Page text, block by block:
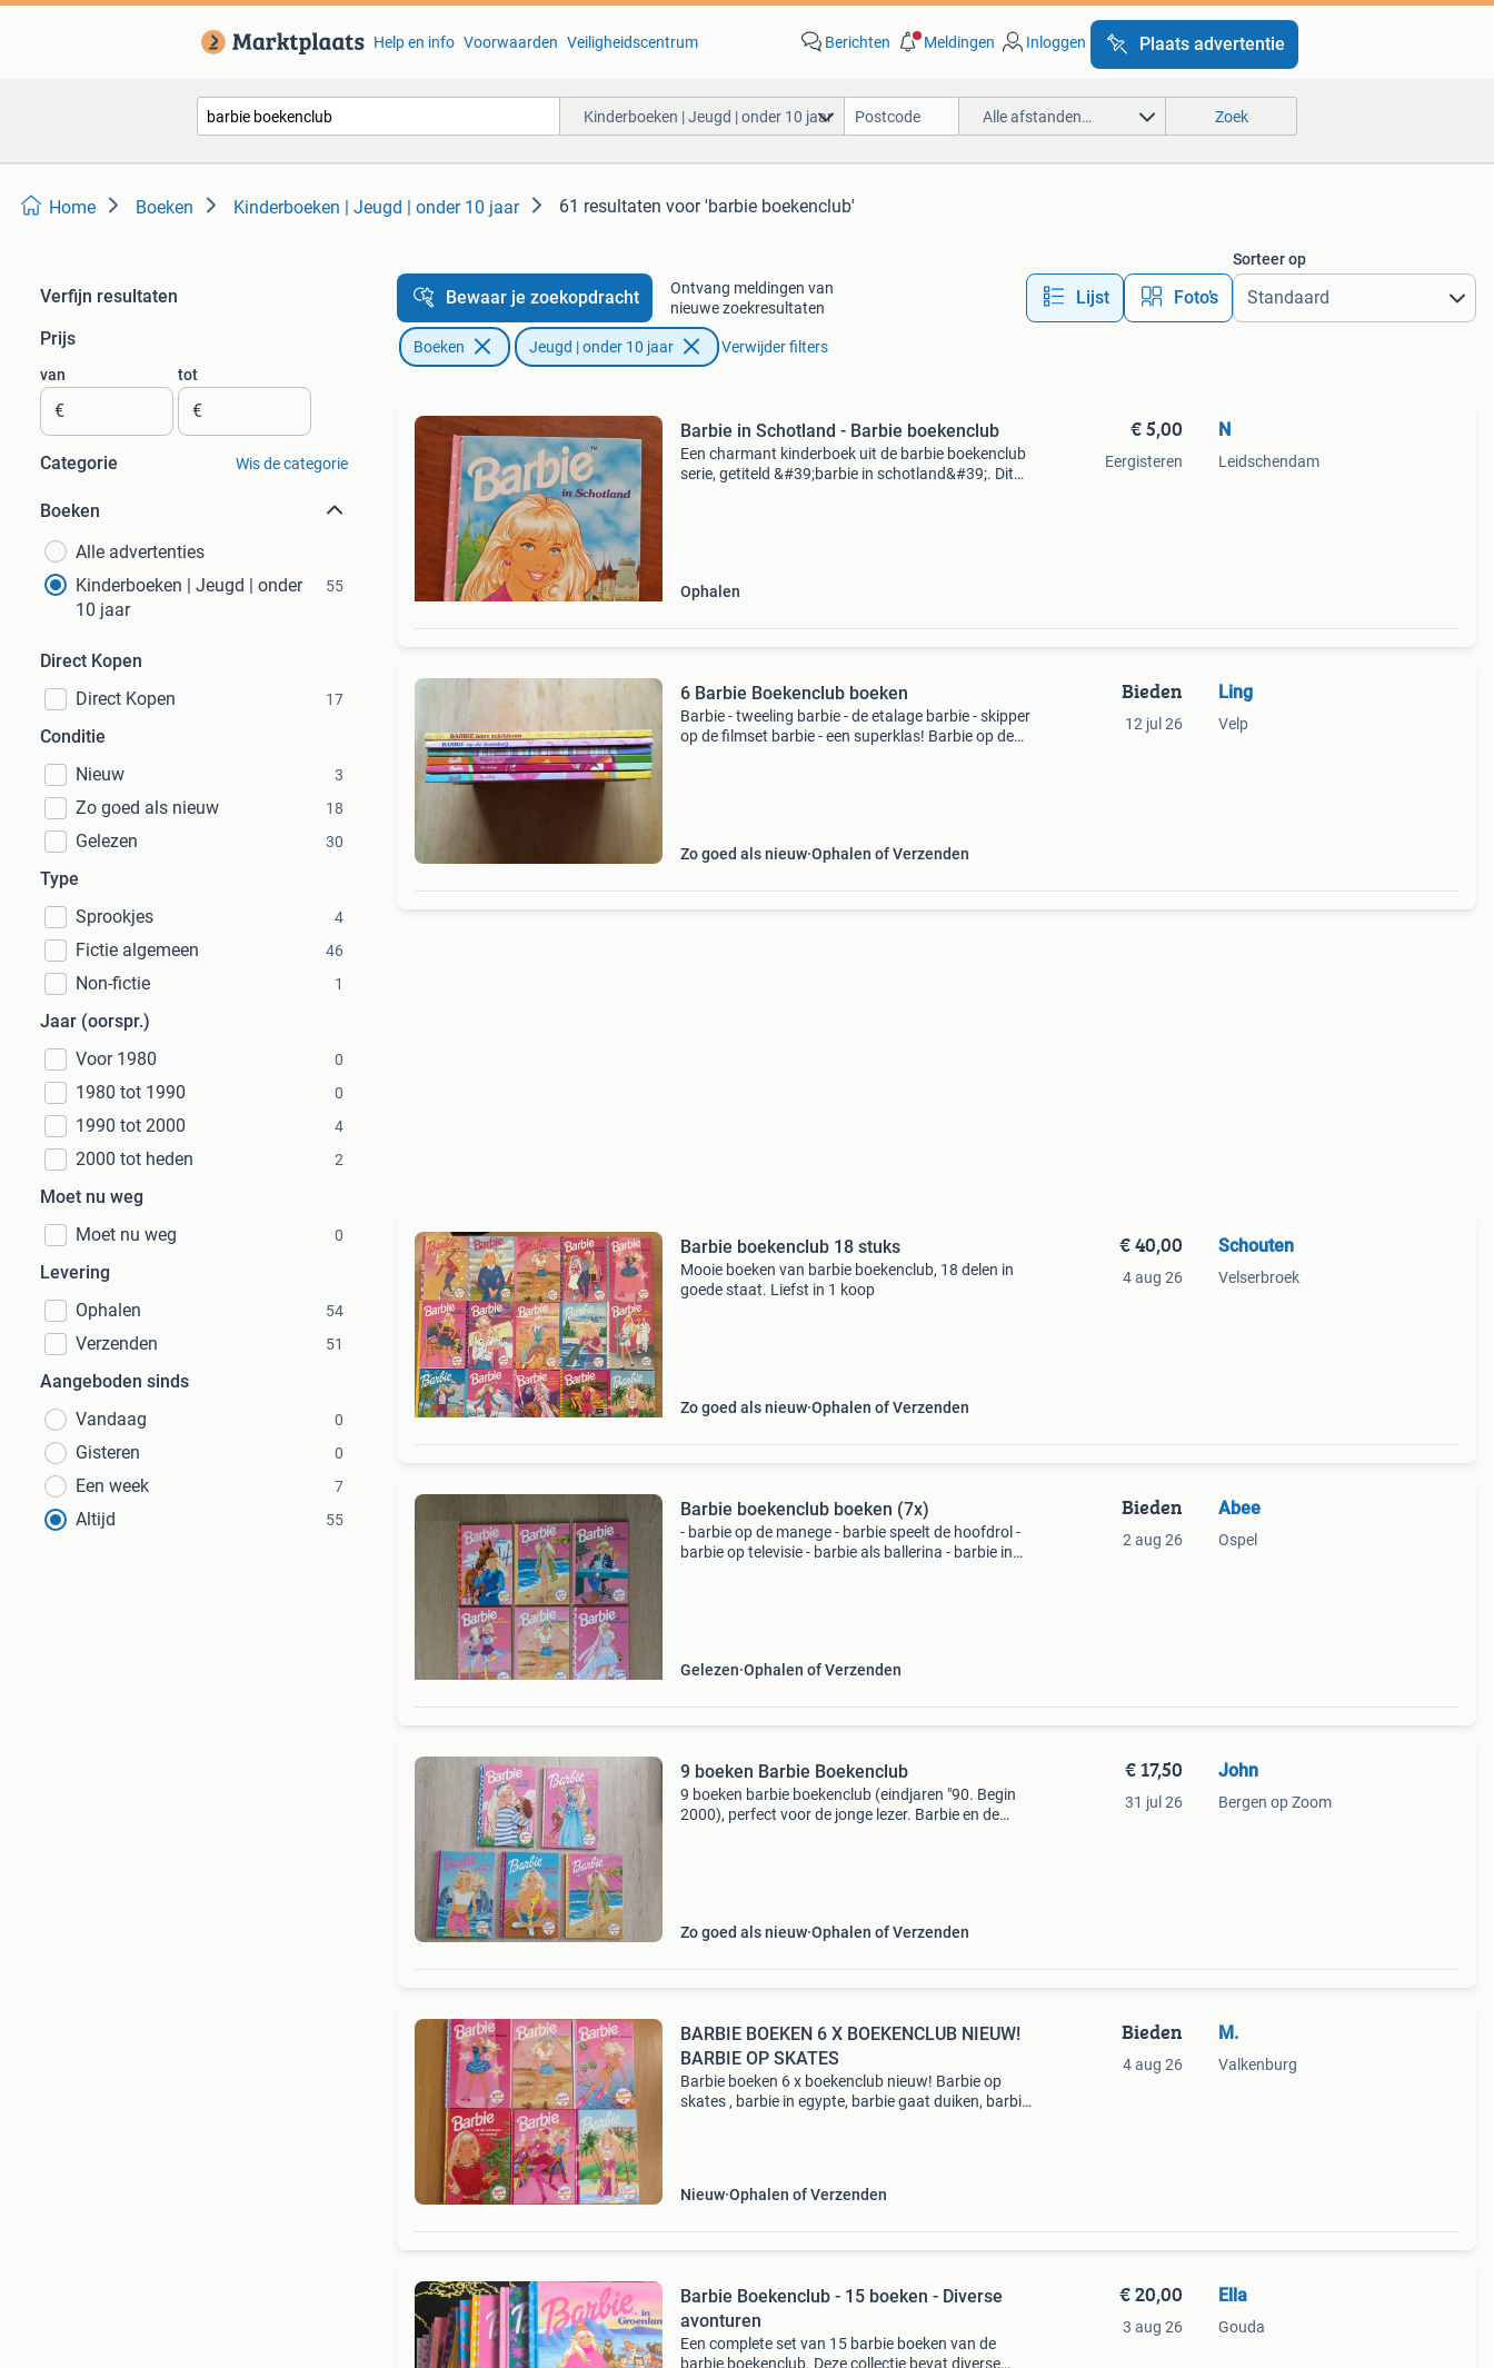
Help en info Voorwaarden Veiligheidscentrum Berichten Meldingen Inloggen Plaats advertentie
Kinderboeken | Jeugd | onder 10 jaar Alle afstanden… Zoek
Home Boeken Kinderboeken | Jeugd | onder 10 jaar 61 resultaten voor 'barbie boekenclub'
Verfijn resultaten
Prijs
van
€
tot
€
Categorie Wis de categorie
Boeken
Alle advertenties
Kinderboeken | Jeugd | onder
10 jaar
55
Direct Kopen
Direct Kopen
17
Conditie
Nieuw
3
Zo goed als nieuw 18
Gelezen 30
Type
Sprookjes
4
Fictie algemeen 46
Non-fictie 1
Jaar (oorspr.)
Voor 1980
0
1980 tot 1990 0
1990 tot 2000 4
2000 tot heden 2
Moet nu weg
Moet nu weg
0
Levering
Ophalen
54
Verzenden 51
Aangeboden sinds
Vandaag
0
Gisteren 0
Een week 7
Altijd 55
Bewaar je zoekopdracht
Ontvang meldingen van
nieuwe zoekresultaten
Lijst Foto’s
Sorteer op
Boeken Jeugd | onder 10 jaar Verwijder filters
Barbie in Schotland - Barbie boekenclub
Een charmant kinderboek uit de barbie boekenclub
serie, getiteld &#39;barbie in schotland&#39;. Dit
Ophalen
€ 5,00
Eergisteren
N
Leidschendam
6 Barbie Boekenclub boeken
Barbie - tweeling barbie - de etalage barbie - skipper
op de filmset barbie - een superklas! Barbie op de
Zo goed als nieuw Ophalen of Verzenden
Bieden
12 jul 26
Ling
Velp
Barbie boekenclub 18 stuks
Mooie boeken van barbie boekenclub, 18 delen in
goede staat. Liefst in 1 koop
Zo goed als nieuw Ophalen of Verzenden
€ 40,00
4 aug 26
Schouten
Velserbroek
Barbie boekenclub boeken (7x)
- barbie op de manege - barbie speelt de hoofdrol -
barbie op televisie - barbie als ballerina - barbie in
Gelezen Ophalen of Verzenden
Bieden
2 aug 26
Abee
Ospel
9 boeken Barbie Boekenclub
9 boeken barbie boekenclub (eindjaren "90. Begin
2000), perfect voor de jonge lezer. Barbie en de
Zo goed als nieuw Ophalen of Verzenden
€ 17,50
31 jul 26
John
Bergen op Zoom
BARBIE BOEKEN 6 X BOEKENCLUB NIEUW!
BARBIE OP SKATES
Barbie boeken 6 x boekenclub nieuw! Barbie op
skates , barbie in egypte, barbie gaat duiken, barbie
Nieuw Ophalen of Verzenden
Bieden
4 aug 26
M.
Valkenburg
Barbie Boekenclub - 15 boeken - Diverse
avonturen
Een complete set van 15 barbie boeken van de
barbie boekenclub. Deze collectie bevat diverse
€ 20,00
3 aug 26
Ella
Gouda